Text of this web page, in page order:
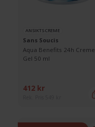
ANSIKTSCREME
Sans Soucis
Aqua Benefits 24h Creme
Gel 50 ml
412 kr